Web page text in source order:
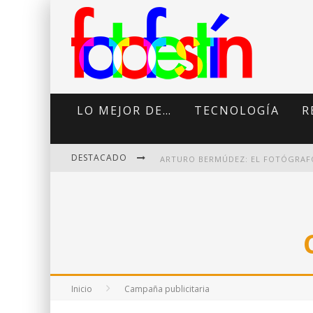
LO MEJOR DE… TECNOLOGÍA
DESTACADO
DI MARTINI: FOTOGRAFÍA
Inicio Campaña publicitaria